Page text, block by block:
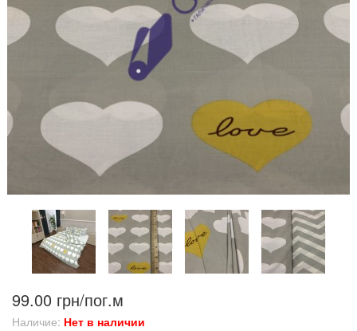
99.00 грн/пог.м
Наличие: Нет в наличии